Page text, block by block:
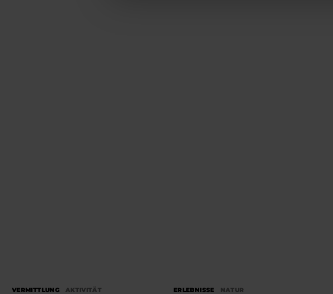
VERMITTLUNG AKTIVITÄT ERLEBNISSE NATUR